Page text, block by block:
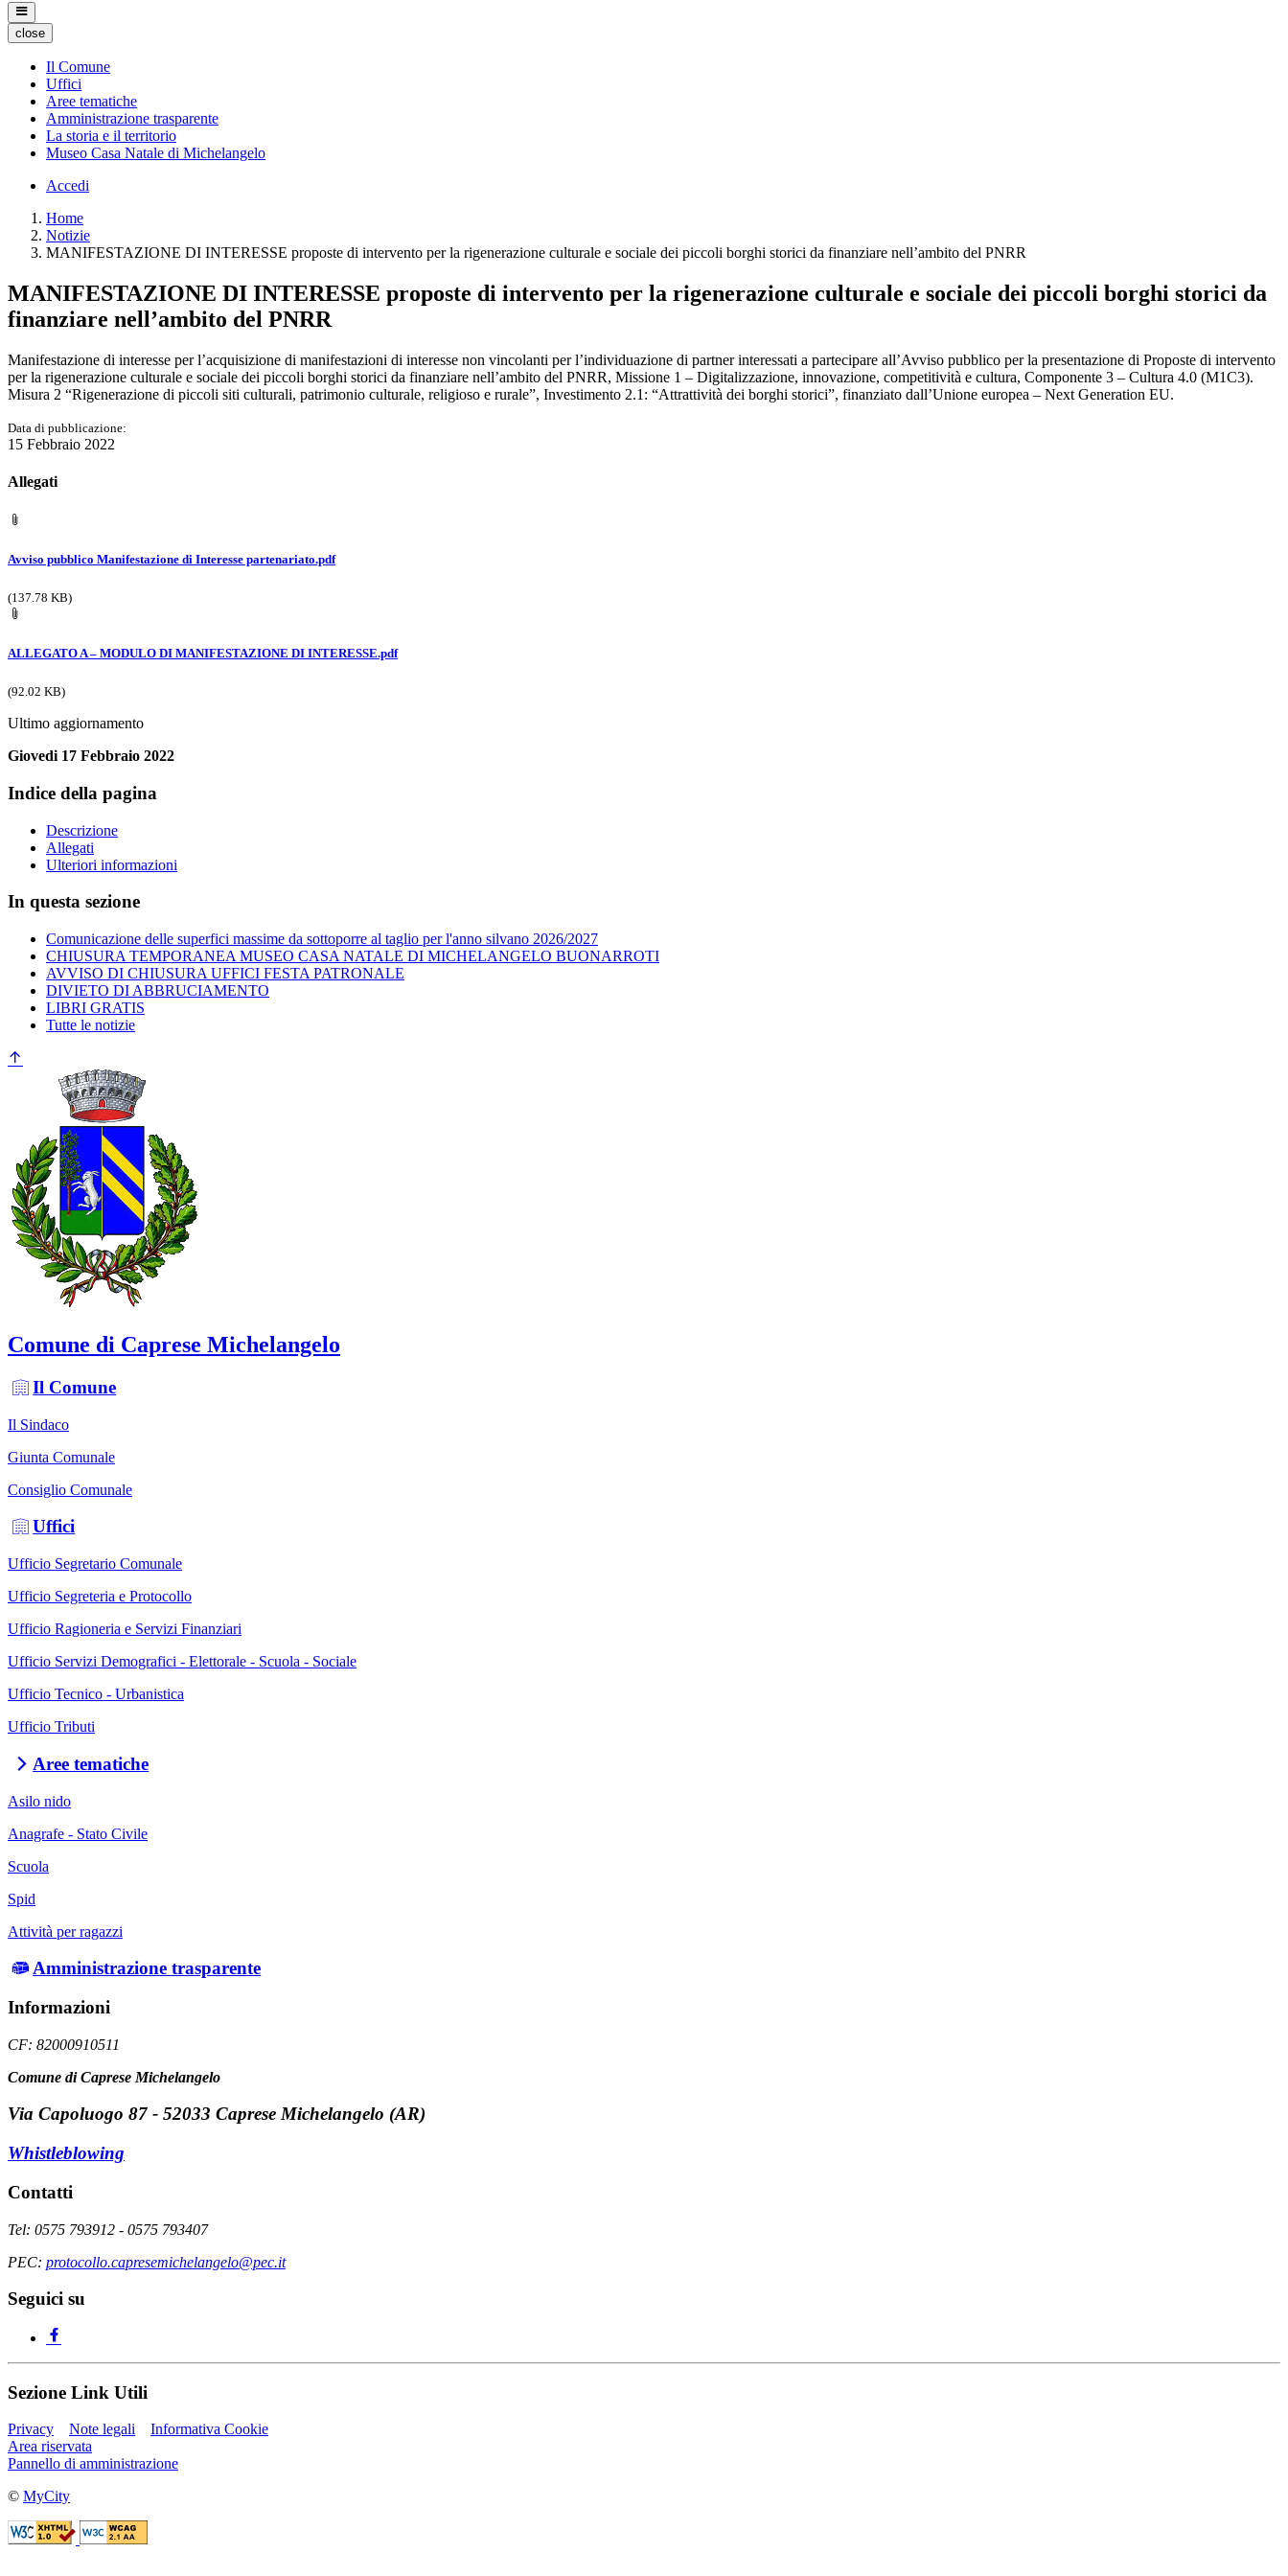
close
Il Comune
Uffici
Aree tematiche
Amministrazione trasparente
La storia e il territorio
Museo Casa Natale di Michelangelo
Accedi
Home
Notizie
MANIFESTAZIONE DI INTERESSE proposte di intervento per la rigenerazione culturale e sociale dei piccoli borghi storici da finanziare nell’ambito del PNRR
MANIFESTAZIONE DI INTERESSE proposte di intervento per la rigenerazione culturale e sociale dei piccoli borghi storici da
finanziare nell’ambito del PNRR
Manifestazione di interesse per l’acquisizione di manifestazioni di interesse non vincolanti per l’individuazione di partner interessati a partecipare all’Avviso pubblico per la presentazione di Proposte di intervento
per la rigenerazione culturale e sociale dei piccoli borghi storici da finanziare nell’ambito del PNRR, Missione 1 – Digitalizzazione, innovazione, competitività e cultura, Componente 3 – Cultura 4.0 (M1C3).
Misura 2 “Rigenerazione di piccoli siti culturali, patrimonio culturale, religioso e rurale”, Investimento 2.1: “Attrattività dei borghi storici”, finanziato dall’Unione europea – Next Generation EU.
Data di pubblicazione:
15 Febbraio 2022
Allegati
Avviso pubblico Manifestazione di Interesse partenariato.pdf
(137.78 KB)
ALLEGATO A – MODULO DI MANIFESTAZIONE DI INTERESSE.pdf
(92.02 KB)
Ultimo aggiornamento
Giovedi 17 Febbraio 2022
Indice della pagina
Descrizione
Allegati
Ulteriori informazioni
In questa sezione
Comunicazione delle superfici massime da sottoporre al taglio per l'anno silvano 2026/2027
CHIUSURA TEMPORANEA MUSEO CASA NATALE DI MICHELANGELO BUONARROTI
AVVISO DI CHIUSURA UFFICI FESTA PATRONALE
DIVIETO DI ABBRUCIAMENTO
LIBRI GRATIS
Tutte le notizie
Comune di Caprese Michelangelo
Il Comune
Il Sindaco
Giunta Comunale
Consiglio Comunale
Uffici
Ufficio Segretario Comunale
Ufficio Segreteria e Protocollo
Ufficio Ragioneria e Servizi Finanziari
Ufficio Servizi Demografici - Elettorale - Scuola - Sociale
Ufficio Tecnico - Urbanistica
Ufficio Tributi
Aree tematiche
Asilo nido
Anagrafe - Stato Civile
Scuola
Spid
Attività per ragazzi
Amministrazione trasparente
Informazioni
CF: 82000910511
Comune di Caprese Michelangelo
Via Capoluogo 87 - 52033 Caprese Michelangelo (AR)
Whistleblowing
Contatti
Tel: 0575 793912 - 0575 793407
PEC: protocollo.capresemichelangelo@pec.it
Seguici su
Sezione Link Utili
Privacy Note legali
Informativa Cookie
Area riservata
Pannello di amministrazione
© MyCity